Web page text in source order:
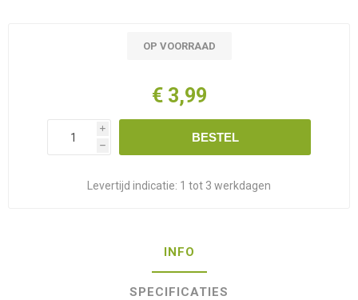
OP VOORRAAD
€ 3,99
i
h
BESTEL
Levertijd indicatie: 1 tot 3 werkdagen
INFO
SPECIFICATIES